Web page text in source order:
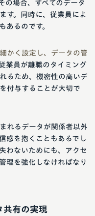
の場合、すべてのデータ
す。同時に、従業員によ
あるのです。
かく設定し、データの管
業員が離職のタイミング
るため、機密性の高いデ
付与することが大切で
れるデータが関係者以外
感を抱くこともあるでし
わないためにも、アクセ
理を強化しなければなり
共有の実現